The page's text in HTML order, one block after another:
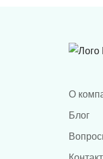
О
Блог